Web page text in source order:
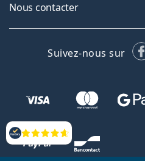
Évaluation
Nous contacter
Suivez-nous sur